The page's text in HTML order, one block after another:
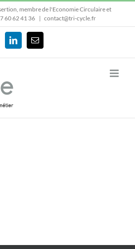
membre de l'Economie Circulaire et
60 62 41 36 | contact@tri-cycle.fr
LinkedInEmail